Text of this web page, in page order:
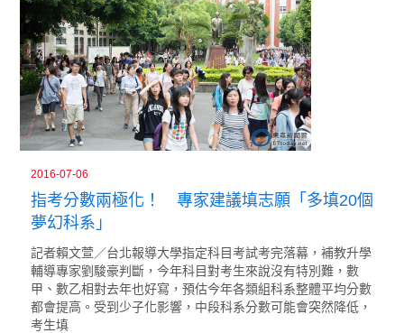
2016-07-06
指考分數兩極化！ 專家建議填志願「多填20個
夢幻科系」
記者賴文萱／台北報導大學指定科目考試考完落幕，補教升學
輔導專家劉駿豪判斷，今年科目對考生來說沒有特別難，數
甲、數乙相對去年也好寫，預估今年各類組科系整體平均分數
都會提高。受到少子化影響，中段科系分數可能會突然降低，
考生填